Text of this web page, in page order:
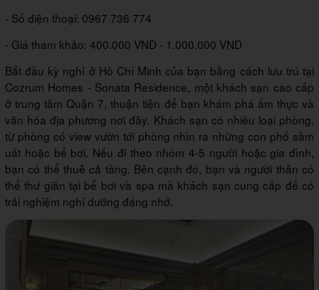
- Số điện thoại: 0967 736 774
- Giá tham khảo: 400.000 VND - 1.000.000 VND
Bắt đầu kỳ nghỉ ở Hồ Chí Minh của bạn bằng cách lưu trú tại
Cozrum Homes - Sonata Residence, một khách sạn cao cấp
ở trung tâm Quận 7, thuận tiện để bạn khám phá ẩm thực và
văn hóa địa phương nơi đây. Khách sạn có nhiều loại phòng,
từ phòng có view vườn tới phòng nhìn ra những con phố sầm
uất hoặc bể bơi. Nếu đi theo nhóm 4-5 người hoặc gia đình,
bạn có thể thuê cả tầng. Bên cạnh đó, bạn và người thân có
thể thư giãn tại bể bơi và spa mà khách sạn cung cấp để có
trải nghiệm nghỉ dưỡng đáng nhớ.